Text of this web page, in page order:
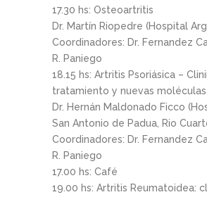
17.30 hs: Osteoartritis
Dr. Martín Riopedre (Hospital
Coordinadores: Dr. Fernandez
R. Paniego
18.15 hs: Artritis Psoriásica –
tratamiento y nuevas moléculas
Dr. Hernán Maldonado Ficco
San Antonio de Padua, Rio
Coordinadores: Dr. Fernandez
R. Paniego
17.00 hs: Café
19.00 hs: Artritis Reumatoidea: